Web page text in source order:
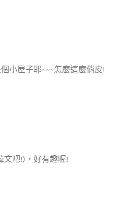
小屋子耶~~~怎麼這麼俏皮!
吧!)，好有趣喔!